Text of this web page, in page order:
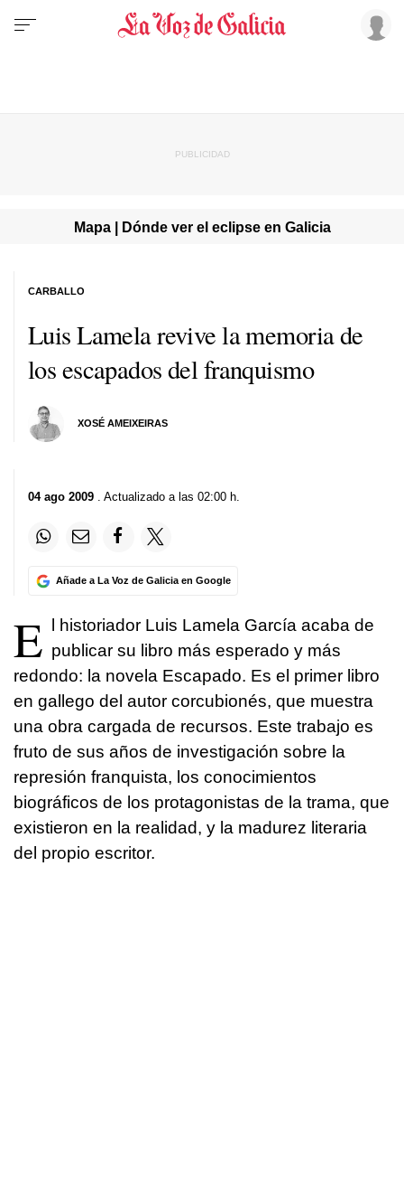
Mapa | Dónde ver el eclipse en Galicia
Luis Lamela revive la memoria de
los escapados del franquismo
XOSÉ AMEIXEIRAS
CARBALLO
04 ago 2009 . Actualizado a las 02:00 h.
Añade a La Voz de Galicia en Google
E
l historiador Luis Lamela García acaba de
publicar su libro más esperado y más
redondo: la novela Escapado. Es el primer libro
en gallego del autor corcubionés, que muestra
una obra cargada de recursos. Este trabajo es
fruto de sus años de investigación sobre la
represión franquista, los conocimientos
biográficos de los protagonistas de la trama, que
existieron en la realidad, y la madurez literaria
del propio escritor.